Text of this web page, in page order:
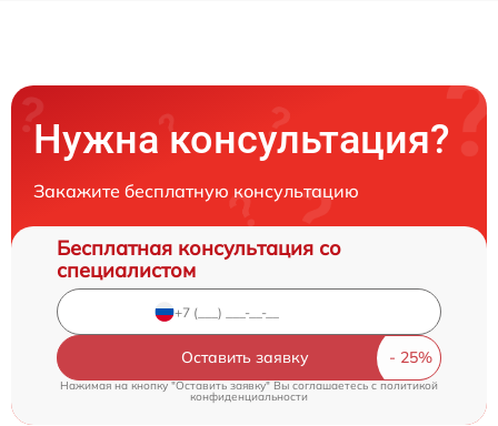
Нужна консультация?
Закажите бесплатную консультацию
Бесплатная консультация со
специалистом
Оставить заявку
Нажимая на кнопку "Оставить заявку" Вы соглашаетесь c политикой
конфиденциальности